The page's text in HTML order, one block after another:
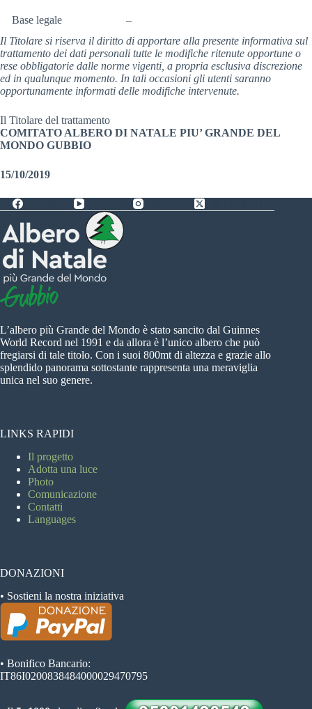
Base legale
–
Il Titolare si riserva il diritto di apportare alla presente informativa sul
trattamento dei dati personali tutte le modifiche ritenute opportune o
rese obbligatorie dalle norme vigenti, a propria esclusiva discrezione
ed in qualunque momento. In tali occasioni gli utenti saranno
opportunamente informati delle modifiche intervenute.
Il Titolare del trattamento
COMITATO ALBERO DI NATALE PIU’ GRANDE DEL
MONDO GUBBIO
15/10/2019
Facebook
L’albero più Grande del Mondo è stato sancito dal Guinnes
World Record nel 1991 e da allora è l’unico albero che può
fregiarsi di tale titolo. Con i suoi 800mt di altezza e grazie allo
splendido panorama sottostante rappresenta una meraviglia
unica nel suo genere.
LINKS RAPIDI
Il progetto
Adotta una luce
Photo
Comunicazione
Contatti
Languages
DONAZIONI
• Sostieni la nostra iniziativa
• Bonifico Bancario:
IT86I0200838484000029470795